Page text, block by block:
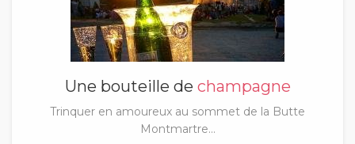
Une bouteille de champagne
Trinquer en amoureux au sommet de la Butte
Montmartre...